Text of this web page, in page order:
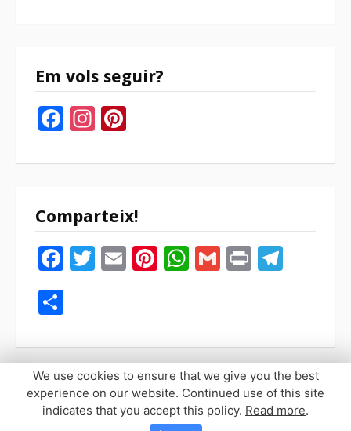
Em vols seguir?
Facebook
Instagram
Comparteix!
Facebook
Twitter
EmailPinterest
WhatsApp
Gmail
Print
Copyright © 2026 Sopaypilla. Todos los derechos reservados.
Tema Fooding por
We use cookies to ensure that we give you the best
experience on our website. Continued use of this site
indicates that you accept this policy. Read more.